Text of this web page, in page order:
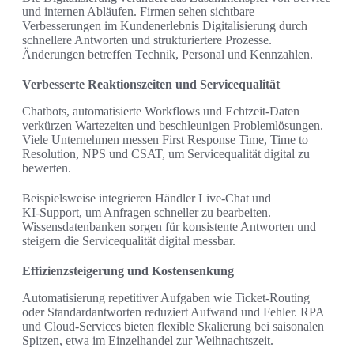
und internen Abläufen. Firmen sehen sichtbare
Verbesserungen im Kundenerlebnis Digitalisierung durch
schnellere Antworten und strukturiertere Prozesse.
Änderungen betreffen Technik, Personal und Kennzahlen.
Verbesserte Reaktionszeiten und Servicequalität
Chatbots, automatisierte Workflows und Echtzeit‑Daten
verkürzen Wartezeiten und beschleunigen Problemlösungen.
Viele Unternehmen messen First Response Time, Time to
Resolution, NPS und CSAT, um Servicequalität digital zu
bewerten.
Beispielsweise integrieren Händler Live‑Chat und
KI‑Support, um Anfragen schneller zu bearbeiten.
Wissensdatenbanken sorgen für konsistente Antworten und
steigern die Servicequalität digital messbar.
Effizienzsteigerung und Kostensenkung
Automatisierung repetitiver Aufgaben wie Ticket‑Routing
oder Standardantworten reduziert Aufwand und Fehler. RPA
und Cloud‑Services bieten flexible Skalierung bei saisonalen
Spitzen, etwa im Einzelhandel zur Weihnachtszeit.